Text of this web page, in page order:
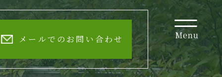
メールでのお問い合わせ Menu